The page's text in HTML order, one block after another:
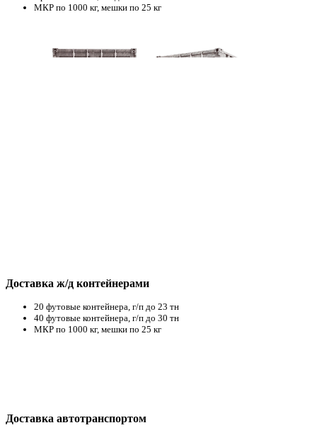
МКР по 1000 кг, мешки по 25 кг
Доставка ж/д контейнерами
20 футовые контейнера, г/п до 23 тн
40 футовые контейнера, г/п до 30 тн
МКР по 1000 кг, мешки по 25 кг
Доставка автотранспортом